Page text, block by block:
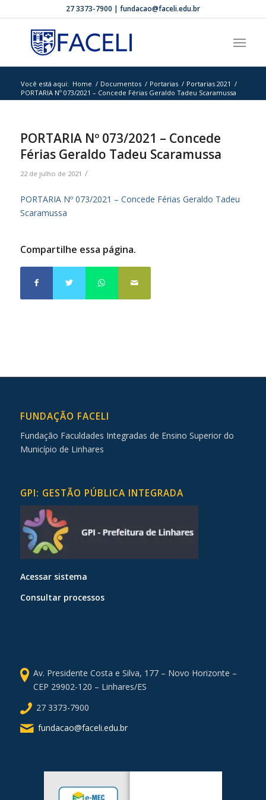
27 3373-7900 | fundacao@faceli.edu.br
Você está aqui: Home / Documentos / Portarias / Portarias 2021 /
PORTARIA Nº 073/2021 – Concede Férias Geraldo Tadeu Scaramussa
PORTARIA Nº 073/2021 – Concede
Férias Geraldo Tadeu Scaramussa
22 de julho de 2021 /
PORTARIA Nº 073/2021 – Concede Férias Geraldo Tadeu
Scaramussa
Compartilhe essa página.
FUNDAÇÃO FACELI
Fundação Faculdades Integradas de Ensino Superior do
Município de Linhares
GPI: GESTÃO PÚBLICA INTEGRADA
Acessar sistema
Consultar processos
Av. Presidente Costa e Silva, 177 – Novo Horizonte –
CEP 29902-120 – Linhares/ES
27 3373-7900
fundacao@faceli.edu.br